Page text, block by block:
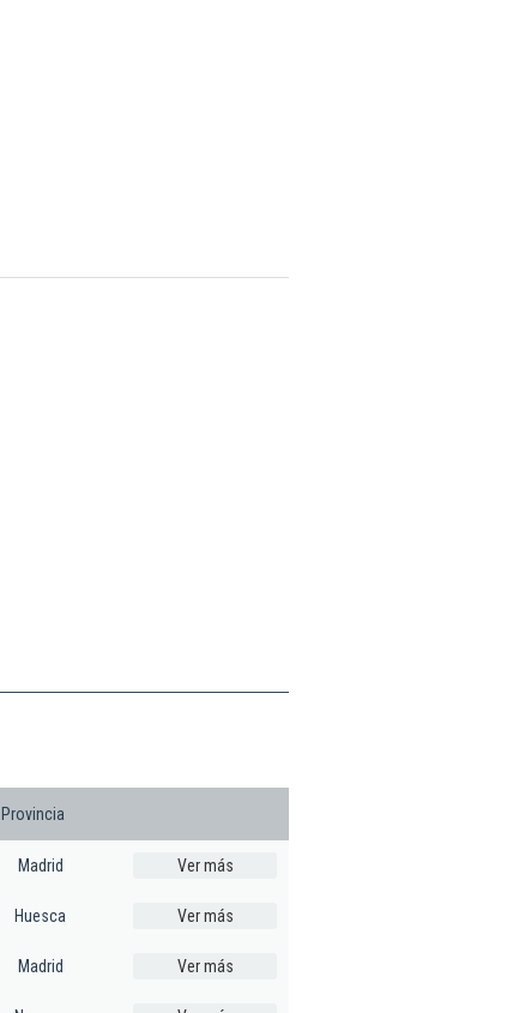
Provincia
Madrid Ver más
Huesca Ver más
Madrid Ver más